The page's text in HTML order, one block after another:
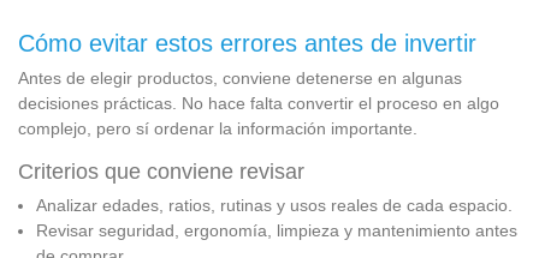
Cómo evitar estos errores antes de invertir
Antes de elegir productos, conviene detenerse en algunas
decisiones prácticas. No hace falta convertir el proceso en algo
complejo, pero sí ordenar la información importante.
Criterios que conviene revisar
Analizar edades, ratios, rutinas y usos reales de cada espacio.
Revisar seguridad, ergonomía, limpieza y mantenimiento antes